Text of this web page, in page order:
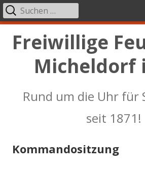
Freiwillige
Micheldorf
Rund um die Uhr für
seit 1871!
Primäres
Menü
Suchen
nach:
Kommandositzung